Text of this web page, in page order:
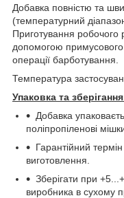
Добавка повністю та
(температурний
Приготування робочого
допомогою
операції барботування.
Температура
Упаковка та
Добавка
поліпропіленові
Гарантійний
виготовлення.
Зберігати при
виробника в сухому